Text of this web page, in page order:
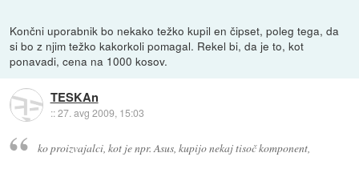
Končni uporabnik bo nekako težko kupil en čipset, poleg tega, da
si bo z njim težko kakorkoli pomagal. Rekel bi, da je to, kot
ponavadi, cena na 1000 kosov.
TESKAn
::27. avg 2009, 15:03
ko proizvajalci, kot je npr. Asus, kupijo nekaj tisoč komponent,